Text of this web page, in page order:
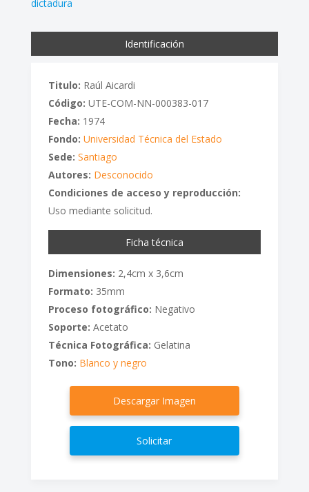
dictadura
Identificación
Titulo: Raúl Aicardi
Código: UTE-COM-NN-000383-017
Fecha: 1974
Fondo: Universidad Técnica del Estado
Sede: Santiago
Autores: Desconocido
Condiciones de acceso y reproducción:
Uso mediante solicitud.
Ficha técnica
Dimensiones: 2,4cm x 3,6cm
Formato: 35mm
Proceso fotográfico: Negativo
Soporte: Acetato
Técnica Fotográfica: Gelatina
Tono: Blanco y negro
Descargar Imagen
Solicitar